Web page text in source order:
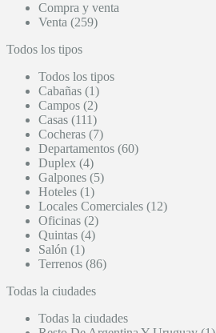
Compra y venta
Venta (259)
Todos los tipos
Todos los tipos
Cabañas (1)
Campos (2)
Casas (111)
Cocheras (7)
Departamentos (60)
Duplex (4)
Galpones (5)
Hoteles (1)
Locales Comerciales (12)
Oficinas (2)
Quintas (4)
Salón (1)
Terrenos (86)
Todas la ciudades
Todas la ciudades